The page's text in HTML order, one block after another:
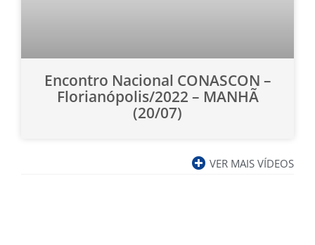
Encontro Nacional CONASCON –
Florianópolis/2022 – MANHÃ
(20/07)
VER MAIS VÍDEOS